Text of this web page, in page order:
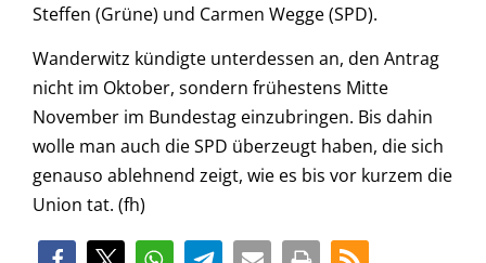
Steffen (Grüne) und Carmen Wegge (SPD).
Wanderwitz kündigte unterdessen an, den Antrag
nicht im Oktober, sondern frühestens Mitte
November im Bundestag einzubringen. Bis dahin
wolle man auch die SPD überzeugt haben, die sich
genauso ablehnend zeigt, wie es bis vor kurzem die
Union tat. (fh)